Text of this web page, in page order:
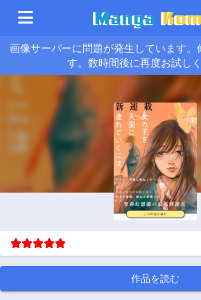
画像サーバーに問題が発生しています。
す。数時間後に再度お試しく
作品を読む